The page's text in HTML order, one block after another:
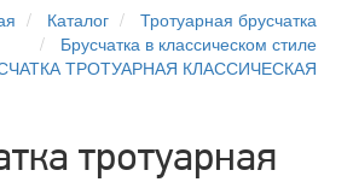
Каталог
Тротуарная брусчатка
Брусчатка в классическом стиле
ТРОТУАРНАЯ КЛАССИЧЕСКАЯ
тротуарная